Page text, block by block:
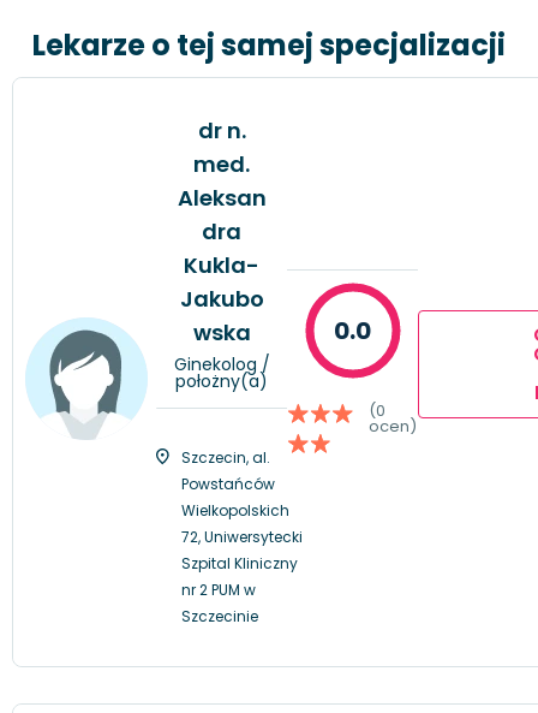
Lekarze o tej samej specjalizacji
dr n.
med.
Aleksan
dra
Kukla-
Jakubo
wska
Ginekolog /
położny(a)
Szczecin, al.
Powstańców
Wielkopolskich
72, Uniwersytecki
Szpital Kliniczny
nr 2 PUM w
Szczecinie
0.0
(0
ocen)